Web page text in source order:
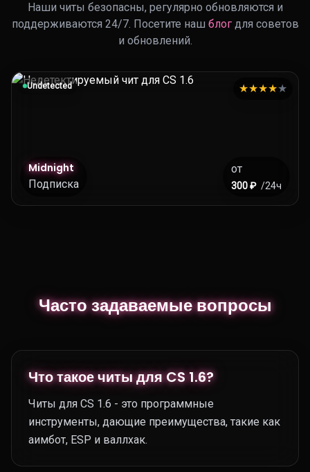
Наши читы безопасны, регулярно обновляются и
поддерживаются 24/7. Посетите наш блогдля советов
и обновлений.
Undetected ★★★★★
Midnight
Подписка
от
300 ₽ /24ч
Часто задаваемые вопросы
Что такое читы для CS 1.6?
Читы для CS 1.6 - это программные
инструменты, дающие преимущества, такие как
аимбот, ESP и валлхак.